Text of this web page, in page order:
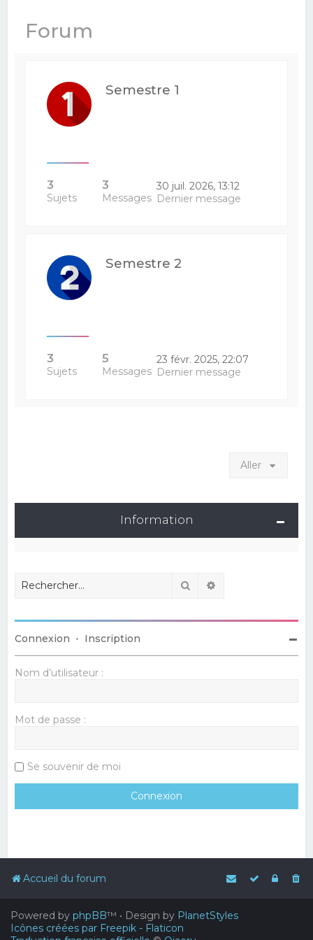
Forum
Semestre 1
3
Sujets
3
Messages
30 juil. 2026, 13:12
Dernier message
Semestre 2
3
Sujets
5
Messages
23 févr. 2025, 22:07
Dernier message
Aller
Information
Rechercher
Connexion • Inscription
Nom d’utilisateur :
Mot de passe :
Se souvenir de moi
Accueil du forum
Powered by phpBB™ • Design by PlanetStyles
Icônes créées par Freepik - Flaticon